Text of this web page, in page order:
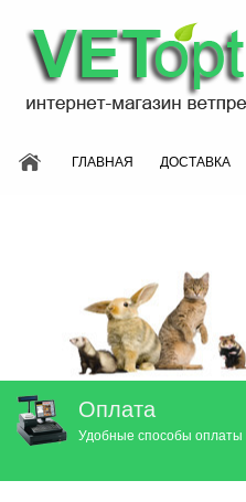
ГЛАВНАЯ ДОСТАВКА
Оплата
Удобные способы оплаты